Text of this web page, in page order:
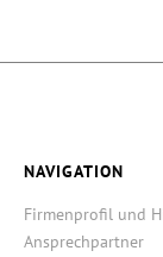
NAVIGATION
Firmenprofil und
Ansprechpartner